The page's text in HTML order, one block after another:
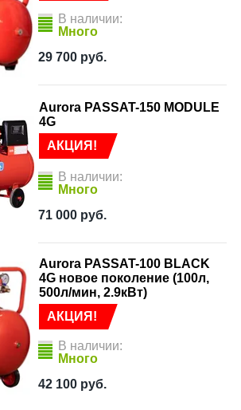
В наличии:
Много
29 700 руб.
АКЦИЯ!
Aurora PASSAT-150 MODULE
4G
В наличии:
Много
71 000 руб.
АКЦИЯ!
Aurora PASSAT-100 BLACK
4G новое поколение (100л,
500л/мин, 2.9кВт)
В наличии:
Много
42 100 руб.